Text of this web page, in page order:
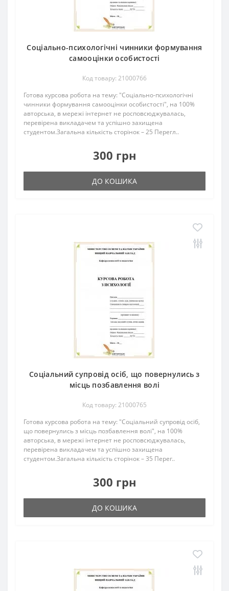
Соціально-психологічні чинники формування
самооцінки особистості
Код товару: 21000766
Готова курсова робота на тему: "Соціально-психологічні
чинники формування самооцінки особистості", на 100%
авторська, в мережі інтернет не росповсюджувалась,
перевірена викладачем та успішно захищена
студентом.Загальна кількість сторінок – 25 Перегл..
300 грн
ДО КОШИКА
Соціальний супровід осіб, що повернулись з
місць позбавлення волі
Код товару: 21000765
Готова курсова робота на тему: "Соціальний супровід осіб,
що повернулись з місць позбавлення волі", на 100%
авторська, в мережі інтернет не росповсюджувалась,
перевірена викладачем та успішно захищена
студентом.Загальна кількість сторінок – 35 Перег..
300 грн
ДО КОШИКА